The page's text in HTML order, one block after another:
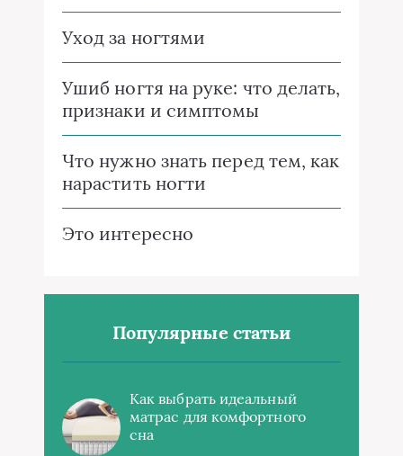
Уход за ногтями
Ушиб ногтя на руке: что делать,
признаки и симптомы
Что нужно знать перед тем, как
нарастить ногти
Это интересно
Популярные статьи
Как выбрать идеальный
матрас для комфортного
сна